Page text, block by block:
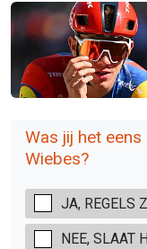
Was jij het
Wiebes?
JA, REGELS
NEE, SLAAT